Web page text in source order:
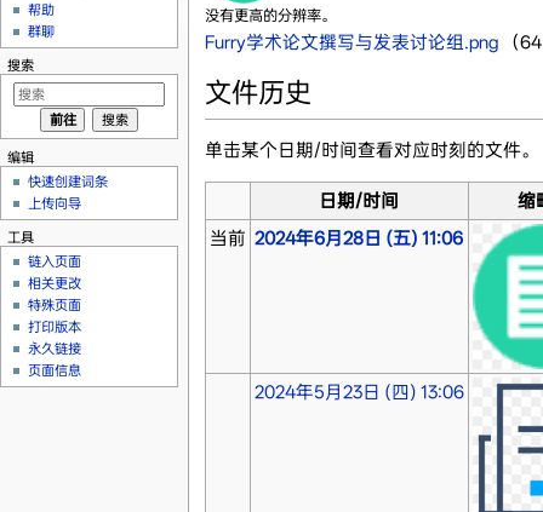
没有更高的分辨率。
Furry学术论文撰写与发表讨论组.png‎ （
文件历史
单击某个日期/时间查看对应时刻的文件。
日期/时间
缩
当前 2024年6月28日 (五) 11:06
2024年5月23日 (四) 13:06
帮助
群聊
搜索
编辑
快速创建词条
上传向导
工具
链入页面
相关更改
特殊页面
打印版本
永久链接
页面信息